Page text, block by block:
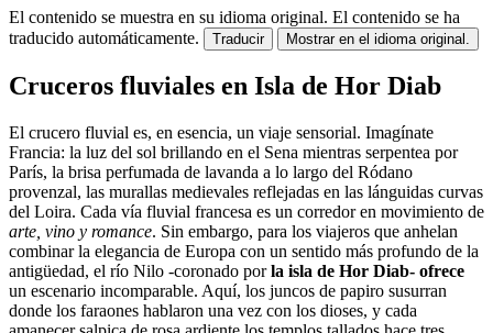
El contenido se muestra en su idioma original. El contenido se ha
traducido automáticamente.
Traducir Mostrar en el idioma original.
Cruceros fluviales en Isla de Hor Diab
El crucero fluvial es, en esencia, un viaje sensorial. Imagínate
Francia: la luz del sol brillando en el Sena mientras serpentea por
París, la brisa perfumada de lavanda a lo largo del Ródano
provenzal, las murallas medievales reflejadas en las lánguidas curvas
del Loira. Cada vía fluvial francesa es un corredor en movimiento de
arte, vino y romance. Sin embargo, para los viajeros que anhelan
combinar la elegancia de Europa con un sentido más profundo de la
antigüedad, el río Nilo -coronado porla isla de Hor Diab- ofrece
un escenario incomparable. Aquí, los juncos de papiro susurran
donde los faraones hablaron una vez con los dioses, y cada